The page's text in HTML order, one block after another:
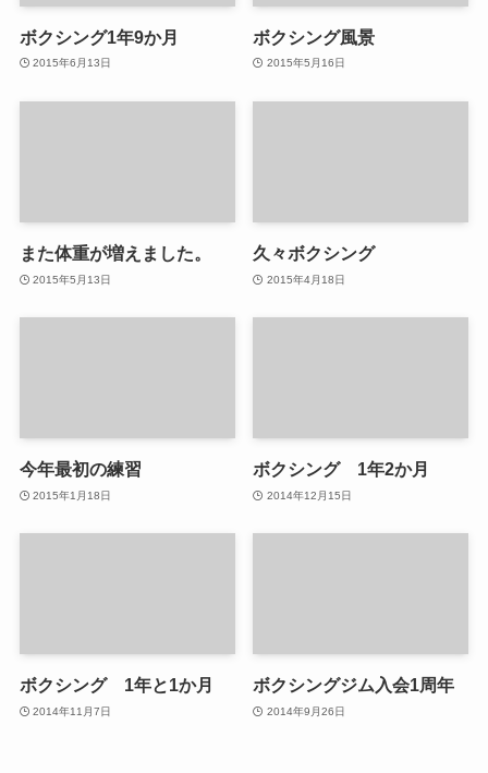
ボクシング1年9か月
2015年6月13日
ボクシング風景
2015年5月16日
また体重が増えました。
2015年5月13日
久々ボクシング
2015年4月18日
今年最初の練習
2015年1月18日
ボクシング 1年2か月
2014年12月15日
ボクシング 1年と1か月
2014年11月7日
ボクシングジム入会1周年
2014年9月26日